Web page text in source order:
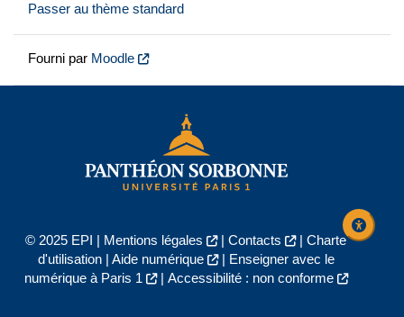
Passer au thème standard
Fourni par Moodle
© 2025 EPI | Mentions légales | Contacts | Charte
d'utilisation| Aide numérique |
Enseigner avec le
numérique à Paris 1
| Accessibilité : non conforme